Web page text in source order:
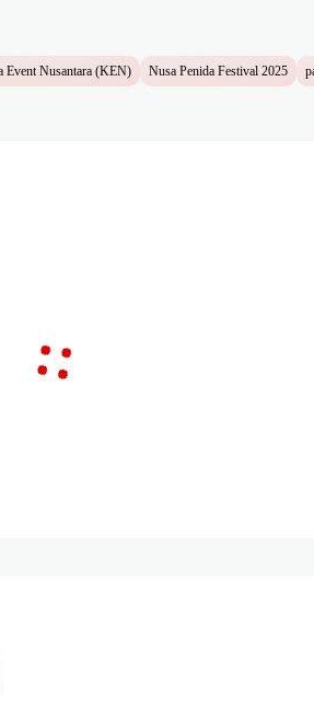
Event Nusantara (KEN) Nusa Penida Festival 2025